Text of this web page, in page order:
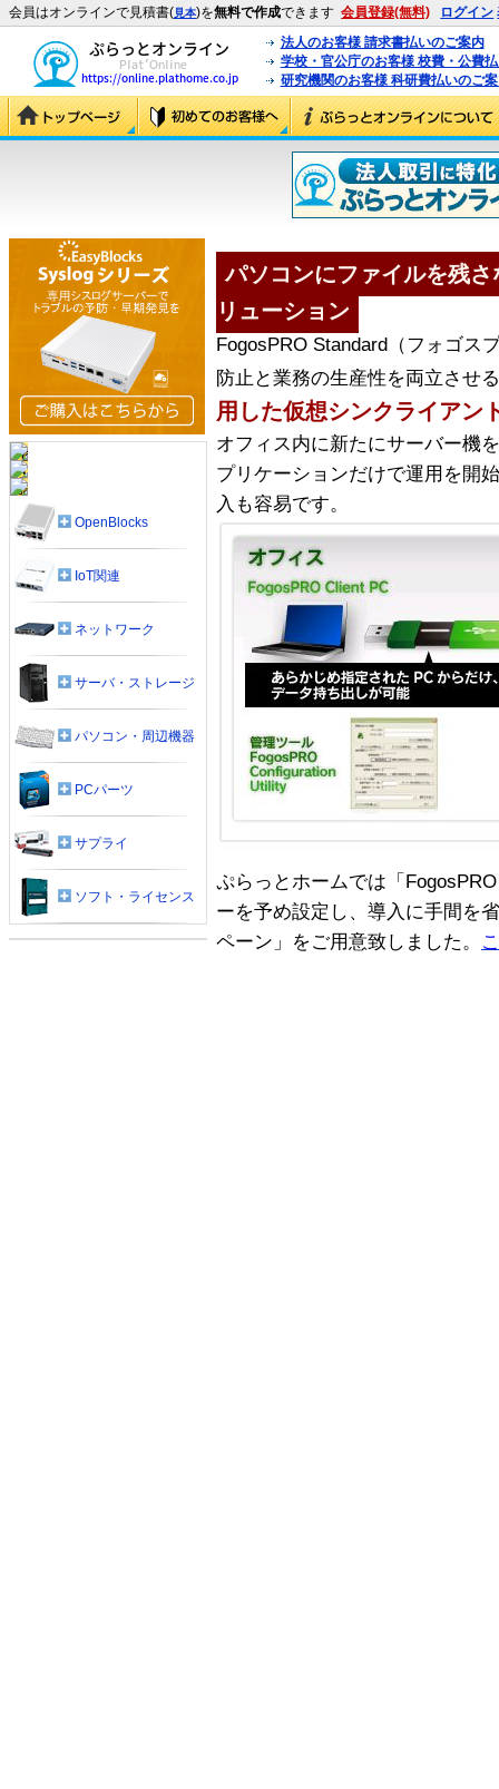
会員はオンラインで見積書(見本)を無料で作成できます 会員登録(無料) ログイン
法人のお客様 請求書払いのご案内
学校・官公庁のお客様 校費・公費
研究機関のお客様 科研費払いのご
パソコンにファイルを残
リューション
FogosPRO Standard（フォゴス
防止と業務の生産性を両立させ
用した仮想シンクライアン
オフィス内に新たにサーバー機
プリケーションだけで運用を開
入も容易です。
ぷらっとホームでは「
ーを予め設定し、導入に手間を
ペーン」をご用意致しました。
OpenBlocks
IoT関連
ネットワーク
サーバ・ストレージ
パソコン・周辺機器
PCパーツ
サプライ
ソフト・ライセンス